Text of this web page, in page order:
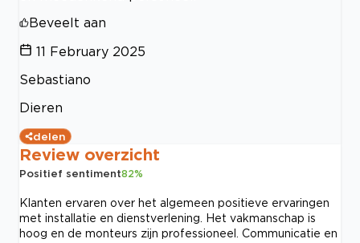
Beveelt aan
11 February 2025
Sebastiano
Dieren
delen
Review overzicht
Positief sentiment82%
Klanten ervaren over het algemeen positieve ervaringen
met installatie en dienstverlening. Het vakmanschap is
hoog en de monteurs zijn professioneel. Communicatie en